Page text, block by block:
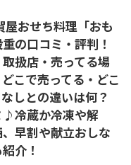
おせち料理「おも
の口コミ・評判！
扱店・売ってる場
こで売ってる・どこ
しとの違いは何？
♪冷蔵か冷凍や解
早割や献立おしな
介！